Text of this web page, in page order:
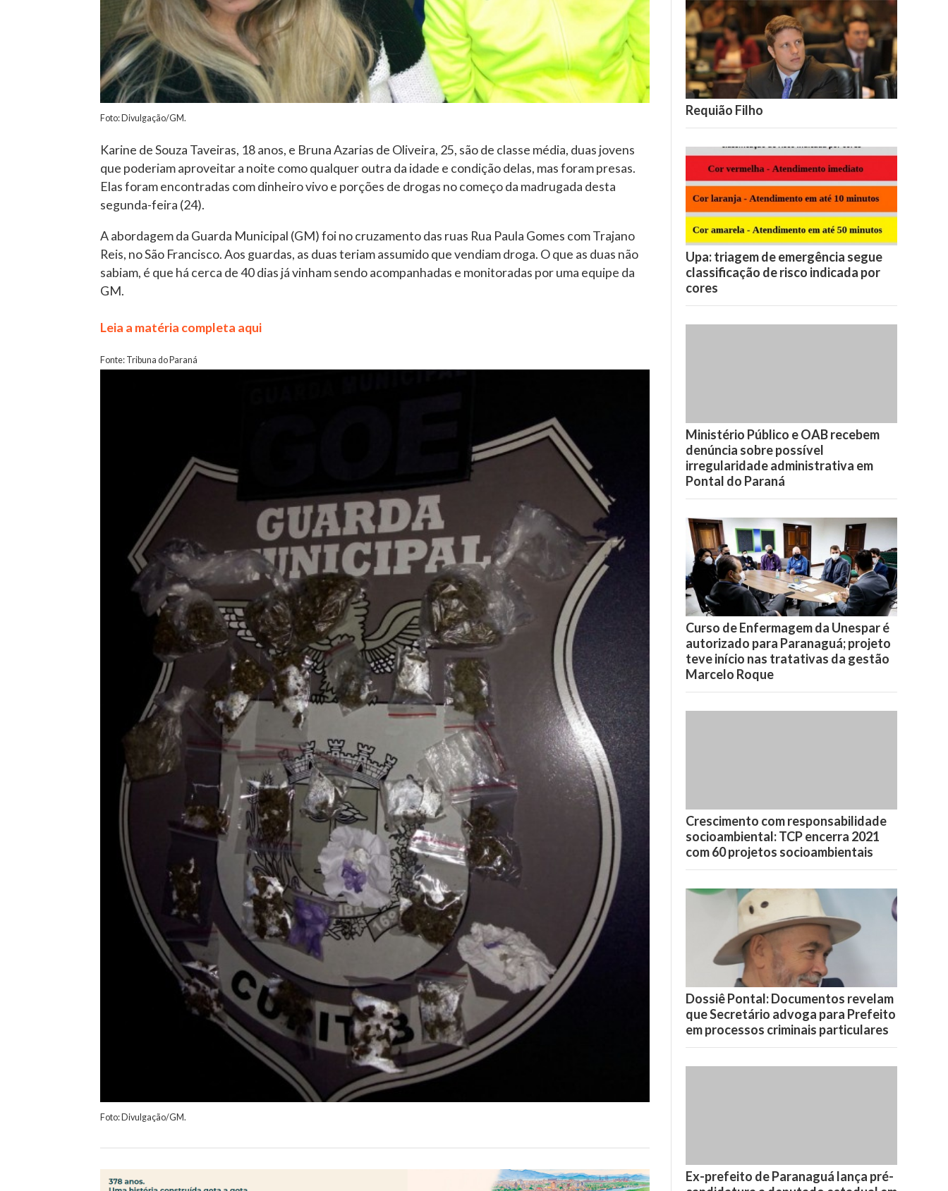
Foto: Divulgação/GM.
Karine de Souza Taveiras, 18 anos, e Bruna Azarias de Oliveira, 25, são de classe média, duas jovens
que poderiam aproveitar a noite como qualquer outra da idade e condição delas, mas foram presas.
Elas foram encontradas com dinheiro vivo e porções de drogas no começo da madrugada desta
segunda-feira (24).
A abordagem da Guarda Municipal (GM) foi no cruzamento das ruas Rua Paula Gomes com Trajano
Reis, no São Francisco. Aos guardas, as duas teriam assumido que vendiam droga. O que as duas não
sabiam, é que há cerca de 40 dias já vinham sendo acompanhadas e monitoradas por uma equipe da
GM.
Leia a matéria completa aqui
Fonte: Tribuna do Paraná
Foto: Divulgação/GM.
Requião Filho
Upa: triagem de emergência segue
classificação de risco indicada por
cores
Ministério Público e OAB recebem
denúncia sobre possível
irregularidade administrativa em
Pontal do Paraná
Curso de Enfermagem da Unespar é
autorizado para Paranaguá; projeto
teve início nas tratativas da gestão
Marcelo Roque
Crescimento com responsabilidade
socioambiental: TCP encerra 2021
com 60 projetos socioambientais
Dossiê Pontal: Documentos revelam
que Secretário advoga para Prefeito
em processos criminais particulares
Ex-prefeito de Paranaguá lança pré-